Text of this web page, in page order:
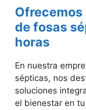
de fosas
horas
En nuestra
sépticas, nos
soluciones
el bienestar en